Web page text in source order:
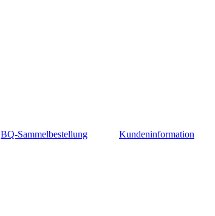
BQ-Sammelbestellung Kundeninformation